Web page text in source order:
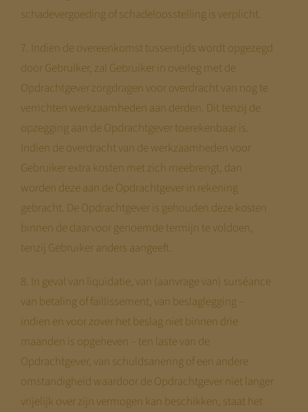
schadevergoeding of schadeloosstelling is verplicht.
7. Indien de overeenkomst tussentijds wordt opgezegd
door Gebruiker, zal Gebruiker in overleg met de
Opdrachtgever zorgdragen voor overdracht van nog te
verrichten werkzaamheden aan derden. Dit tenzij de
opzegging aan de Opdrachtgever toerekenbaar is.
Indien de overdracht van de werkzaamheden voor
Gebruiker extra kosten met zich meebrengt, dan
worden deze aan de Opdrachtgever in rekening
gebracht. De Opdrachtgever is gehouden deze kosten
binnen de daarvoor genoemde termijn te voldoen,
tenzij Gebruiker anders aangeeft.
8. In geval van liquidatie, van (aanvrage van) surséance
van betaling of faillissement, van beslaglegging –
indien en voor zover het beslag niet binnen drie
maanden is opgeheven – ten laste van de
Opdrachtgever, van schuldsanering of een andere
omstandigheid waardoor de Opdrachtgever niet langer
vrijelijk over zijn vermogen kan beschikken, staat het